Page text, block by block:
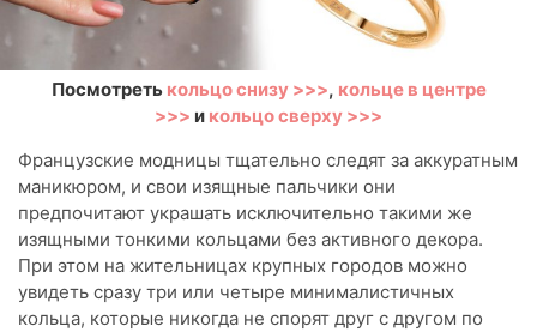
Посмотреть кольцо снизу >>>, кольце в центре
>>> и кольцо сверху >>>
Французские модницы тщательно следят за аккуратным
маникюром, и свои изящные пальчики они
предпочитают украшать исключительно такими же
изящными тонкими кольцами без активного декора.
При этом на жительницах крупных городов можно
увидеть сразу три или четыре минималистичных
кольца, которые никогда не спорят друг с другом по